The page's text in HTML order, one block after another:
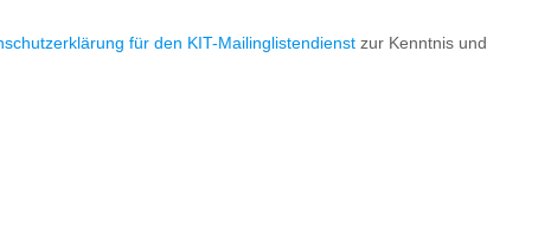
für den KIT-Mailinglistendienst zur Kenntnis und